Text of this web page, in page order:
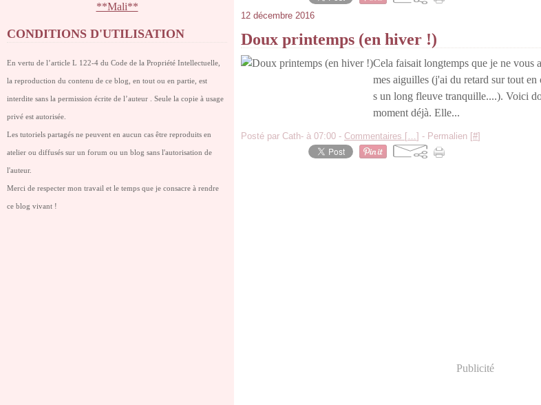
**Mali**
CONDITIONS D'UTILISATION
En vertu de l’article L 122-4 du Code de la Propriété Intellectuelle,
la reproduction du contenu de ce blog, en tout ou en partie, est
interdite sans la permission écrite de l’auteur . Seule la copie à usage
privé est autorisée.
Les tutoriels partagés ne peuvent en aucun cas être reproduits en
atelier ou diffusés sur un forum ou un blog sans l'autorisation de
l'auteur.
Merci de respecter mon travail et le temps que je consacre à rendre
ce blog vivant !
12 décembre 2016
Doux printemps (en hiver !)
Cela faisait longtemps que je ne vous
mes aiguilles (j'ai du retard sur tout
s un long fleuve tranquille....). Voici
moment déjà. Elle...
Posté par Cath- à 07:00 - Commentaires […] - Permalien [#]
Publicité